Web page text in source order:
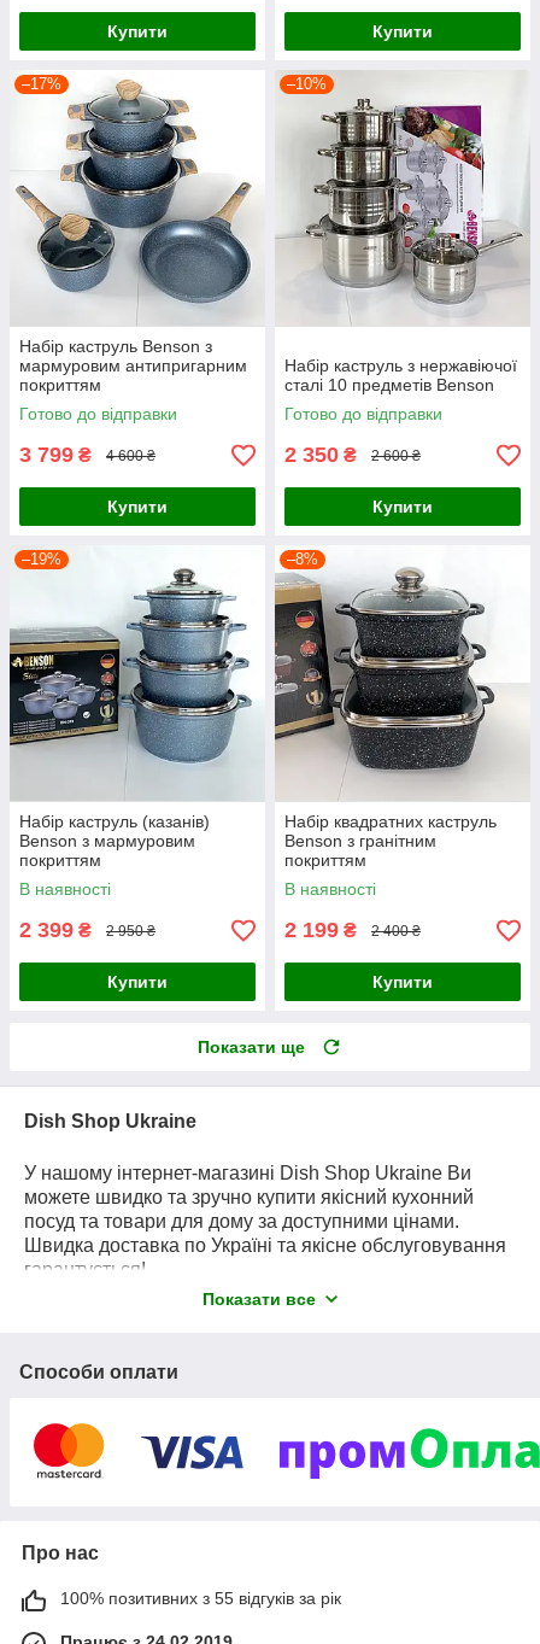
Купити Купити
–17%
Набір каструль Benson з
мармуровим антипригарним
покриттям
Готово до відправки
3 799 ₴ 4 600 ₴
Купити
–10%
Набір каструль з нержавіючої
сталі 10 предметів Benson
Готово до відправки
2 350 ₴ 2 600 ₴
Купити
–19%
Набір каструль (казанів)
Benson з мармуровим
покриттям
В наявності
2 399 ₴ 2 950 ₴
Купити
–8%
Набір квадратних каструль
Benson з гранітним
покриттям
В наявності
2 199 ₴ 2 400 ₴
Купити
Показати ще
Dish Shop Ukraine
У нашому інтернет-магазині Dish Shop Ukraine Ви
можете швидко та зручно купити якісний кухонний
посуд та товари для дому за доступними цінами.
Швидка доставка по Україні та якісне обслуговування
гарантується!
З усіх питань звертайтесь за телефоном 093-345-18-
Вайбер 093-345-18-25
Показати все
Способи оплати
Про нас
100% позитивних з 55 відгуків за рік